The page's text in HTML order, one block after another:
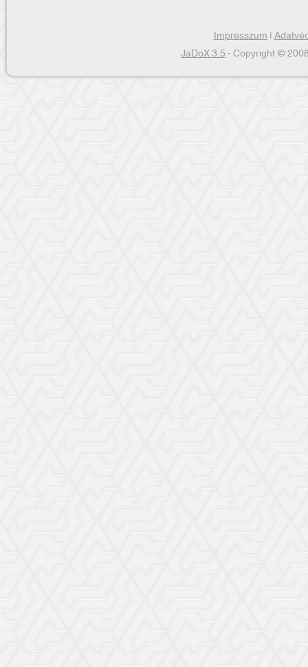
Impresszum|
JaDoX 3.5- Copyright ©